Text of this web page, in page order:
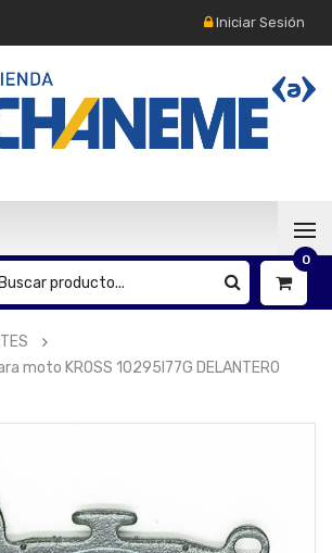
Iniciar Sesión
0
moto KROSS 10295I77G DELANTERO